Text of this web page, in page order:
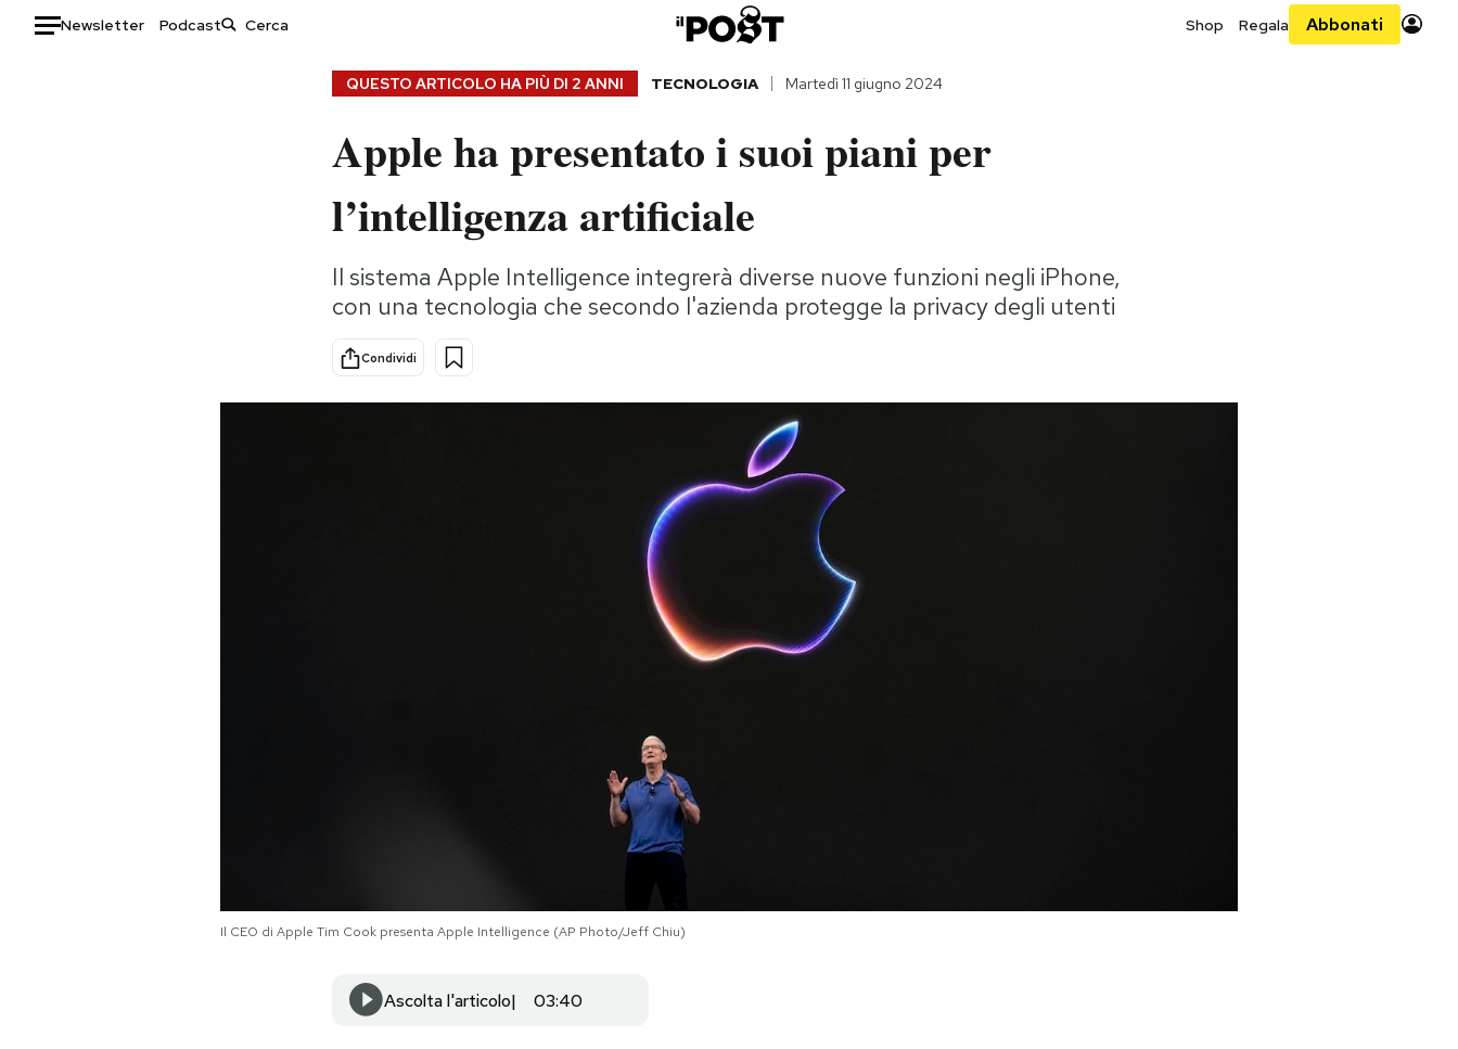
Newsletter Podcast Shop Regala Abbonati
Ok Boomer!
Altrecose
QUESTO ARTICOLO HA PIÙ DI 2 ANNI TECNOLOGIA Martedì 11 giugno 2024
Apple ha presentato i suoi piani per
l’intelligenza artificiale
Il sistema Apple Intelligence integrerà diverse nuove funzioni negli iPhone,
con una tecnologia che secondo l'azienda protegge la privacy degli utenti
Condividi
Il CEO di Apple Tim Cook presenta Apple Intelligence (AP Photo/Jeff Chiu)
Ascolta l'articolo 03:40